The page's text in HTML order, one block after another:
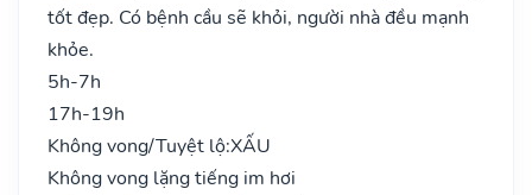
tốt đẹp. Có bệnh cầu sẽ khỏi, người nhà đều mạnh
khỏe.
5h-7h
17h-19h
Không vong/Tuyệt lộ:XẤU
Không vong lặng tiếng im hơi